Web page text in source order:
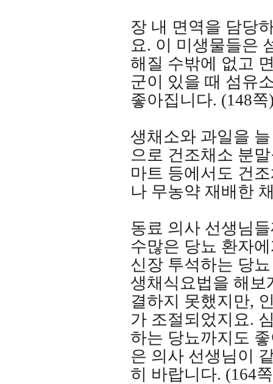
장 내 면역을 담당
요. 이 미생물들은
해질 수밖에 없고
군이 있을 때 섬유
좋아집니다. (148쪽
생채소와 과일을
으로 건조채소 분
마트 등에서도 건
나 무농약 재배한
동료 의사 선생님
수많은 당뇨 환자
신장 투석하는 당
생채식요법을 해보
결하지 못했지만,
가 조절되었지요.
하는 당뇨까지도
은 의사 선생님이
히 바랍니다. (164쪽